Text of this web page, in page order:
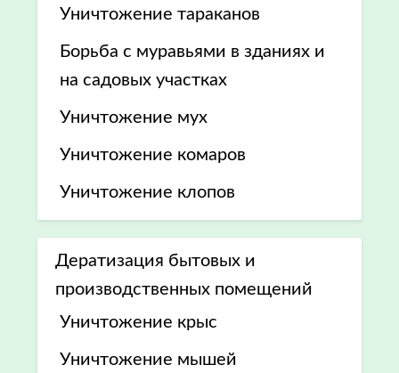
Уничтожение тараканов
Борьба с муравьями в зданиях и
на садовых участках
Уничтожение мух
Уничтожение комаров
Уничтожение клопов
Дератизация бытовых и
производственных помещений
Уничтожение крыс
Уничтожение мышей